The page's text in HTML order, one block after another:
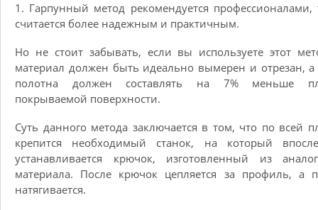
1. Гарпунный метод рекомендуется профессионалами,
считается более надежным и практичным.
Но не стоит забывать, если вы используете этот
материал должен быть идеально вымерен и отрезан, а
полотна должен составлять на 7% меньше
покрываемой поверхности.
Суть данного метода заключается в том, что по всей
крепится необходимый станок, на который
устанавливается крючок, изготовленный из
материала. После крючок цепляется за профиль, а
натягивается.